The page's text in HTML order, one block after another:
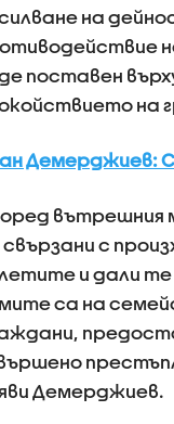
на
поставен
на
Демерджиев:
вътрешния
свързани с
и дали
са на
Демерджиев.